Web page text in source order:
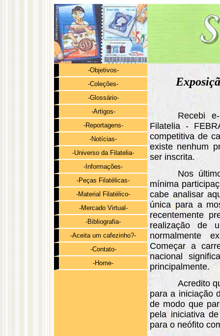
-Objetivos-
-Coleções-
-Glossário-
-Artigos-
-Reportagens-
-Notícias-
-Universo da Filatelia-
-Informações-
-Peças Filatélicas-
-Material Filatélico-
-Mercado Virtual-
-Bibliografia-
-Aceita um cafezinho?-
-Contato-
-Home-
Recebi
Filatelia -
competitiva de
existe nenhum
ser inscrita.
Nos
mínima
cabe analisar
única para a
recentemente
realização de
normalmente
Começar a
nacional
principalmente.
Acredito
para a iniciação
de modo que
pela iniciativa
para o neófito